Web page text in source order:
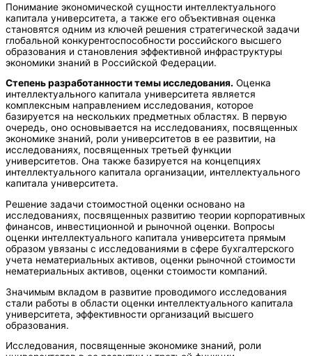
Понимание экономической сущности интеллектуального
капитала университета, а также его объективная оценка
становятся одним из ключей решения стратегической задачи
глобальной конкурентоспособности российского высшего
образования и становления эффективной инфраструктуры
экономики знаний в Российской Федерации.
Степень разработанности темы исследования. Оценка
интеллектуального капитала университета является
комплексным направлением исследования, которое
базируется на нескольких предметных областях. В первую
очередь, оно основывается на исследованиях, посвященных
экономике знаний, роли университетов в ее развитии, на
исследованиях, посвященных третьей функции
университетов. Она также базируется на концепциях
интеллектуального капитала организации, интеллектуального
капитала университета.
Решение задачи стоимостной оценки основано на
исследованиях, посвященных развитию теории корпоративных
финансов, инвестиционной и рыночной оценки. Вопросы
оценки интеллектуального капитала университета прямым
образом увязаны с исследованиями в сфере бухгалтерского
учета нематериальных активов, оценки рыночной стоимости
нематериальных активов, оценки стоимости компаний.
Значимым вкладом в развитие проводимого исследования
стали работы в области оценки интеллектуального капитала
университета, эффективности организаций высшего
образования.
Исследования, посвященные экономике знаний, роли